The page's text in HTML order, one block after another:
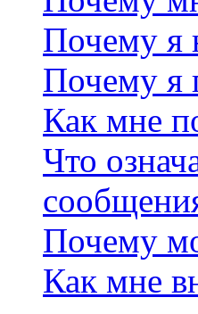
Почему я
Почему я
Как мне
Что
Почему
Как мне